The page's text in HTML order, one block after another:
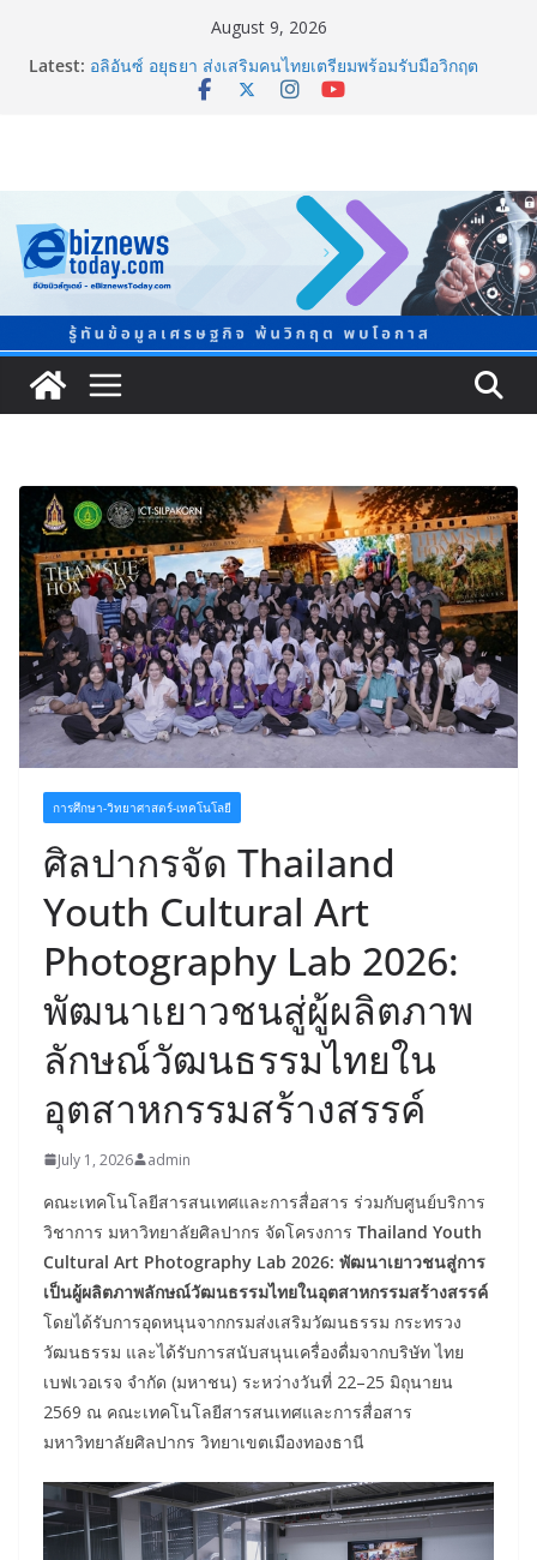
August 9, 2026
Latest:
ภาครัฐ-เอกชนจับมือสัมมนาใหญ่ ยกระดับอุตสาหกรรมเซ
รามิกไทยสู่สากล พร้อมชวนผู้ประกอบไทยร่วมงาน
“Ceramics Vietnam & Stone Vietnam 2026”
ยิ่งใหญ่ Thailand e-Commerce Expo 2026 ผนึกกว่า 50
พันธมิตร ปั้นผู้ประกอบการไทยสู่ตลาดโลก คาดเงินสะพัด
กว่า 300 ล้านบาท
LORDNINE จัดศึกคนดังสายเกม ไทย ปะทะ ฟิลิปปินส์ ใน
“Rise of the Tenth Lord” เปิดสงครามกิลด์ข้ามประเทศ
ฉลองเซิร์ฟเวอร์ใหม่ เฮเลนา
แพทย์เผย โรคไม่ติดต่อเรื้อรัง NCDs คร่าชีวิตคนไทยก่อน
วัยอันควร ทำสูญเสียทางเศรษฐกิจมหาศาล 1.6 ล้านล้าน
บาทต่อปี
การศึกษา-วิทยาศาสตร์-เทคโนโลยี
ศิลปากรจัด Thailand
Youth Cultural Art
Photography Lab 2026:
พัฒนาเยาวชนสู่ผู้ผลิตภาพ
ลักษณ์วัฒนธรรมไทยใน
อุตสาหกรรมสร้างสรรค์
July 1, 2026 admin
คณะเทคโนโลยีสารสนเทศและการสื่อสาร ร่วมกับศูนย์บริการ
วิชาการ มหาวิทยาลัยศิลปากร จัดโครงการ Thailand Youth
Cultural Art Photography Lab 2026: พัฒนาเยาวชนสู่การ
เป็นผู้ผลิตภาพลักษณ์วัฒนธรรมไทยในอุตสาหกรรมสร้างสรรค์
โดยได้รับการอุดหนุนจากกรมส่งเสริมวัฒนธรรม กระทรวง
วัฒนธรรม และได้รับการสนับสนุนเครื่องดื่มจากบริษัท ไทย
เบฟเวอเรจ จำกัด (มหาชน) ระหว่างวันที่ 22–25 มิถุนายน
2569 ณ คณะเทคโนโลยีสารสนเทศและการสื่อสาร
มหาวิทยาลัยศิลปากร วิทยาเขตเมืองทองธานี